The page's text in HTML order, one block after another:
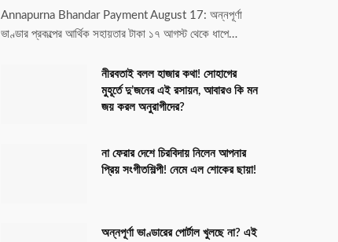
Annapurna Bhandar Payment August 17: অন্নপূর্ণা
ভাণ্ডার প্রকল্পের আর্থিক সহায়তার টাকা ১৭ আগস্ট থেকে ধাপে…
নীরবতাই বলল হাজার কথা! সোহাগের
মুহূর্তে দু’জনের এই রসায়ন, আবারও কি মন
জয় করল অনুরাগীদের?
না ফেরার দেশে চিরবিদায় নিলেন আপনার
প্রিয় সংগীতশিল্পী! নেমে এল শোকের ছায়া!
অন্নপূর্ণা ভাণ্ডারের পোর্টাল খুলছে না? এই